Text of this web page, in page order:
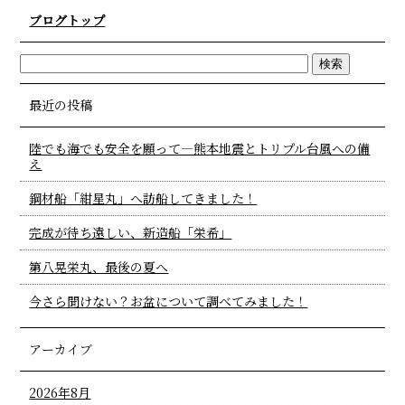
ブログトップ
最近の投稿
陸でも海でも安全を願って―熊本地震とトリプル台風への備
え
鋼材船「紺星丸」へ訪船してきました！
完成が待ち遠しい、新造船「栄希」
第八晃栄丸、最後の夏へ
今さら聞けない？お盆について調べてみました！
アーカイブ
2026年8月